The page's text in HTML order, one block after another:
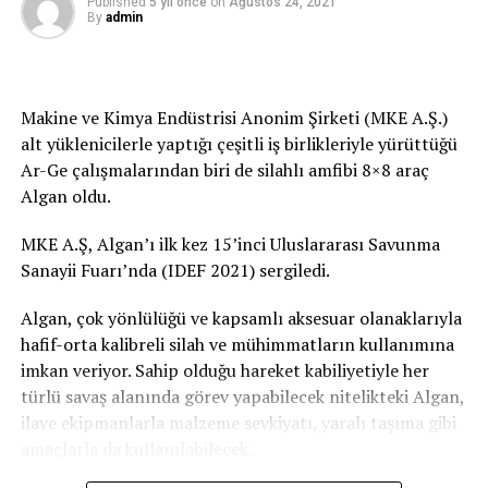
7 tonluk uydu SpaceX roketiyle uzayda
KAÇIRMAYIN
Türkiye’de ilk defa lityum pilli elektrikli otobüsler
Samsun’da kullanılacak
söyledi:
Bunun için de ulaşabileceğimiz kadar çok kadın
girişimcinin hayaline ortak olmak istiyoruz. Bakınız,
kadın girişimciler yalnızca 2020 yılında 43 milyon dolar
girişim sermayesi yatırımı alarak 2019’daki tutarı 7’ye
katlamayı başardılar. Girişimcilik sektöründe görece az
görünen varlıklarına rağmen önemli başarılar elde
ettiler. Bu da gösteriyor ki bugün kadınların her alanda
aktif olmadığı bir Türkiye geleceği hayal edilemez. Bu
sebeple kadınların sosyoekonomik hayata katılımları
önündeki engelleri kaldırabilmek için çözümler üretiyor,
stratejiler belirliyoruz. Bakanlığımız tarafından
çalışmaları sürdürülen ‘Ulusal Teknoloji Girişimciliği
Stratejisi’nde bu konuya özellikle eğiliyoruz. Hazırlıkları
By admin
Makine ve Kimya Endüstrisi Anonim Şirketi (MKE A.Ş.)
alt yüklenicilerle yaptığı çeşitli iş birlikleriyle yürüttüğü
Ar-Ge çalışmalarından biri de silahlı amfibi 8×8 araç
Algan oldu.
MKE A.Ş, Algan’ı ilk kez 15’inci Uluslararası Savunma
Sanayii Fuarı’nda (IDEF 2021) sergiledi.
Algan, çok yönlülüğü ve kapsamlı aksesuar olanaklarıyla
hafif-orta kalibreli silah ve mühimmatların kullanımına
imkan veriyor. Sahip olduğu hareket kabiliyetiyle her
türlü savaş alanında görev yapabilecek nitelikteki Algan,
ilave ekipmanlarla malzeme sevkiyatı, yaralı taşıma gibi